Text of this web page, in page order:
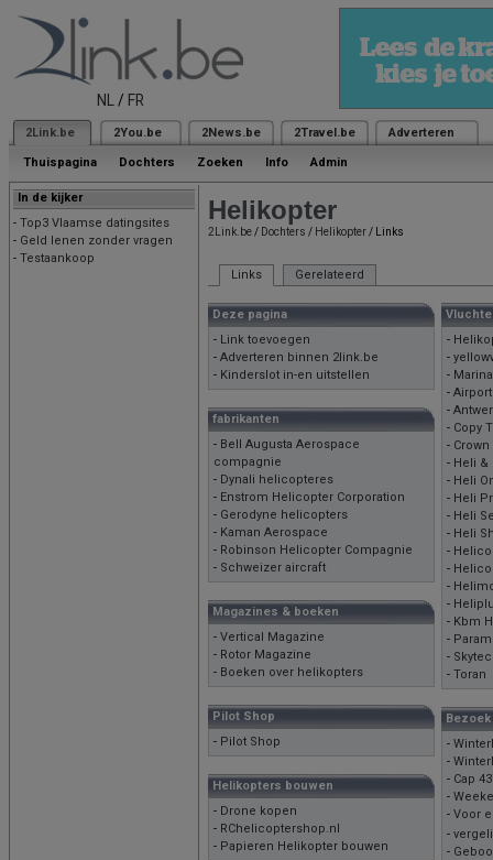
NL / FR
2Link.be 2You.be 2News.be 2Travel.be Adverteren
Thuispagina Dochters Zoeken Info Admin
In de kijker
- Top3 Vlaamse datingsites
- Geld lenen zonder vragen
- Testaankoop
Helikopter
2Link.be/ Dochters / Helikopter/ Links
Links Gerelateerd
Deze pagina
- Link toevoegen
- Adverteren binnen 2link.be
- Kinderslot in-en uitstellen
fabrikanten
- Bell Augusta Aerospace
compagnie
- Dynali helicopteres
- Enstrom Helicopter Corporation
- Gerodyne helicopters
- Kaman Aerospace
- Robinson Helicopter Compagnie
- Schweizer aircraft
Magazines & boeken
- Vertical Magazine
- Rotor Magazine
- Boeken over helikopters
Pilot Shop
- Pilot Shop
Helikopters bouwen
- Drone kopen
- RChelicoptershop.nl
- Papieren Helikopter bouwen
-
-
-
-
-
- Copy
-
- Heli &
- Heli
- Heli
- Heli
- Heli
-
-
-
-
- Kbm
-
-
- Toran
-
-
- Cap
-
- Voor
-
-